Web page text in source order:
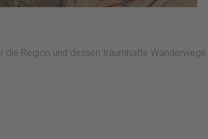
Region und dessen traumhafte Wanderwege.